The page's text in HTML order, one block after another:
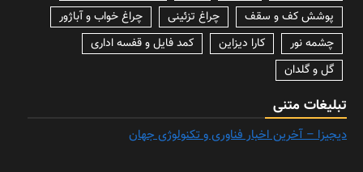
پوشش کف و سقف
چراغ تزئینی
چراغ خواب و آباژور
چشمه نور
کارا دیزاین
کمد فایل و قفسه اداری
گل و گلدان
تبلیغات متنی
دیجیزا – آخرین اخبار فناوری و تکنولوژی جهان